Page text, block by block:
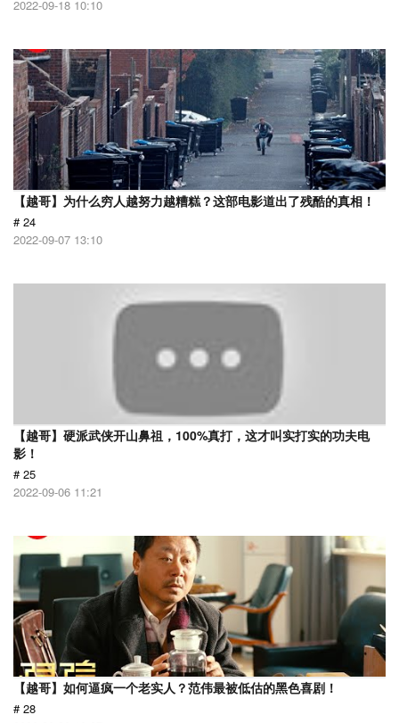
2022-09-18 10:10
【越哥】为什么穷人越努力越糟糕？这部电影道出了残酷的真相！
# 24
2022-09-07 13:10
【越哥】硬派武侠开山鼻祖，100%真打，这才叫实打实的功夫电
影！
# 25
2022-09-06 11:21
【越哥】如何逼疯一个老实人？范伟最被低估的黑色喜剧！
# 28